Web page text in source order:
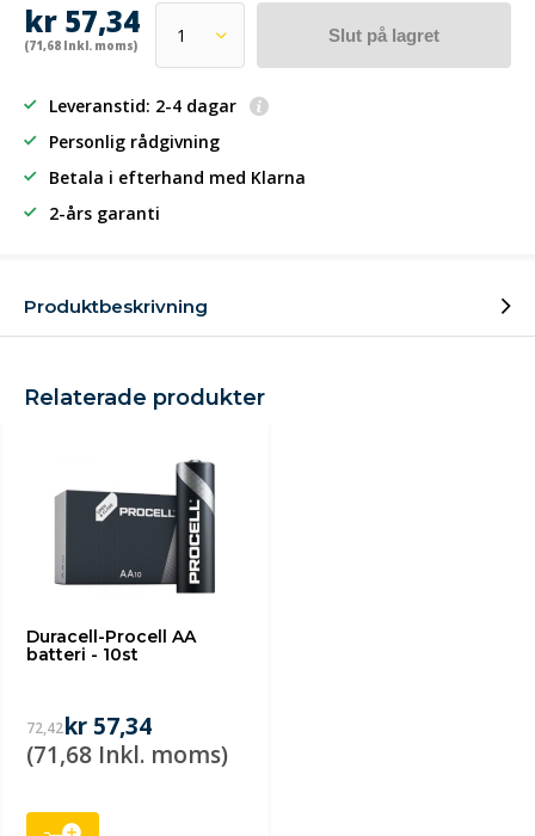
kr 57,34
(71,68 Inkl. moms)
Slut på lagret
Leveranstid: 2-4 dagar
Personlig rådgivning
Betala i efterhand med Klarna
2-års garanti
Produktbeskrivning
Relaterade produkter
Duracell-Procell AA
batteri - 10st
72,42kr 57,34
(71,68 Inkl. moms)